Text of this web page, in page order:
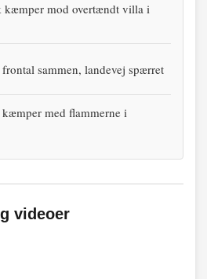
kæmper mod overtændt villa i
sammen, landevej spærret
kæmper med flammerne i
videoer